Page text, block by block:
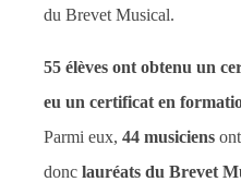
du Brevet Musical.
55 élèves ont obtenu un
eu un certificat en
Parmi eux, 44 musiciens
donc lauréats du Brevet